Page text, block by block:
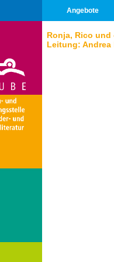
Angebote
Ronja, Rico und
Leitung: Andrea